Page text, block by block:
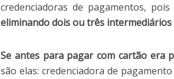
credenciadoras de pagamentos, pois
eliminando dois ou três
Se antes para pagar com cartão era
são elas: credenciadora de